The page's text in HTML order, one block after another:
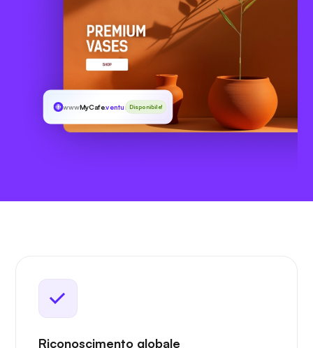
wwwMyCafe.venturesDisponibile!
Riconoscimento globale